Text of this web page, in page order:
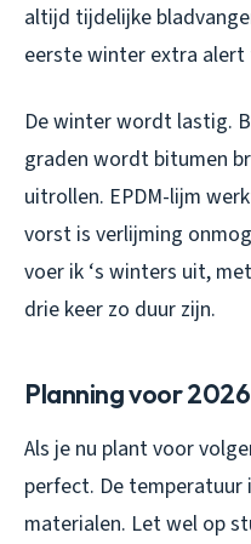
altijd tijdelijke
eerste winter extra
De winter wordt lastig.
graden wordt bitumen
uitrollen. EPDM-lijm
vorst is verlijming
voer ik ‘s winters uit,
drie keer zo duur zijn.
Planning voor 2026
Als je nu plant voor
perfect. De temperatuur
materialen. Let wel op